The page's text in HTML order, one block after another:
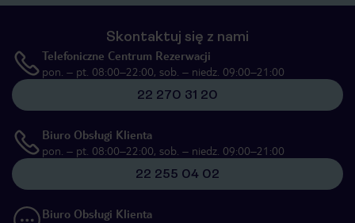
Skontaktuj się z nami
Telefoniczne Centrum Rezerwacji
pon. – pt. 08:00–22:00, sob. – niedz. 09:00–21:00
22 270 31 20
Biuro Obsługi Klienta
pon. – pt. 08:00–22:00, sob. – niedz. 09:00–21:00
22 255 04 02
Biuro Obsługi Klienta